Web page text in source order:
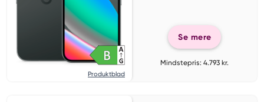
Produktblad
Se mere
Mindstepris: 4.793 kr.